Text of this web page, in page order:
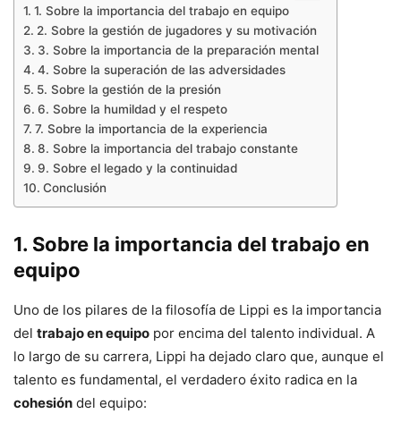
1. Sobre la importancia del trabajo en equipo
2. Sobre la gestión de jugadores y su motivación
3. Sobre la importancia de la preparación mental
4. Sobre la superación de las adversidades
5. Sobre la gestión de la presión
6. Sobre la humildad y el respeto
7. Sobre la importancia de la experiencia
8. Sobre la importancia del trabajo constante
9. Sobre el legado y la continuidad
Conclusión
1. Sobre la importancia del trabajo en
equipo
Uno de los pilares de la filosofía de Lippi es la importancia
del trabajo en equipo por encima del talento individual. A
lo largo de su carrera, Lippi ha dejado claro que, aunque el
talento es fundamental, el verdadero éxito radica en la
cohesión del equipo: